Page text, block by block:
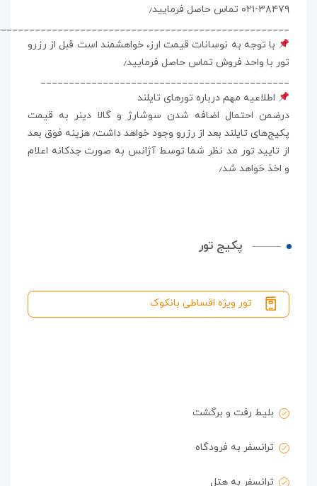
۳۸۴۷۹-۰۲۱ تماس حاصل فرمایید٫
با توجه به نوسانات قیمت ارز، خواهشمند است قبل از رزرو
تور با واحد فروش تماس حاصل فرمایید٫
____________________________________________
اطلاعیه مهم درباره تورهای تایلند
درضمن احتمال اضافه شدن سوشارژ و گالا دینر به قیمت
پکیج‌های تایلند بعد از رزرو وجود خواهد داشت٫ هزینه فوق بعد
از تایید تور مد نظر شما توسط آژانس به صورت جدکانه اعلام
و اخذ خواهد شد٫
پکیج تور
تور ویژه اقساطی بانکوک
بلیط رفت و برگشت
ترانسفر به فرودگاه
ترانسفر به هتل